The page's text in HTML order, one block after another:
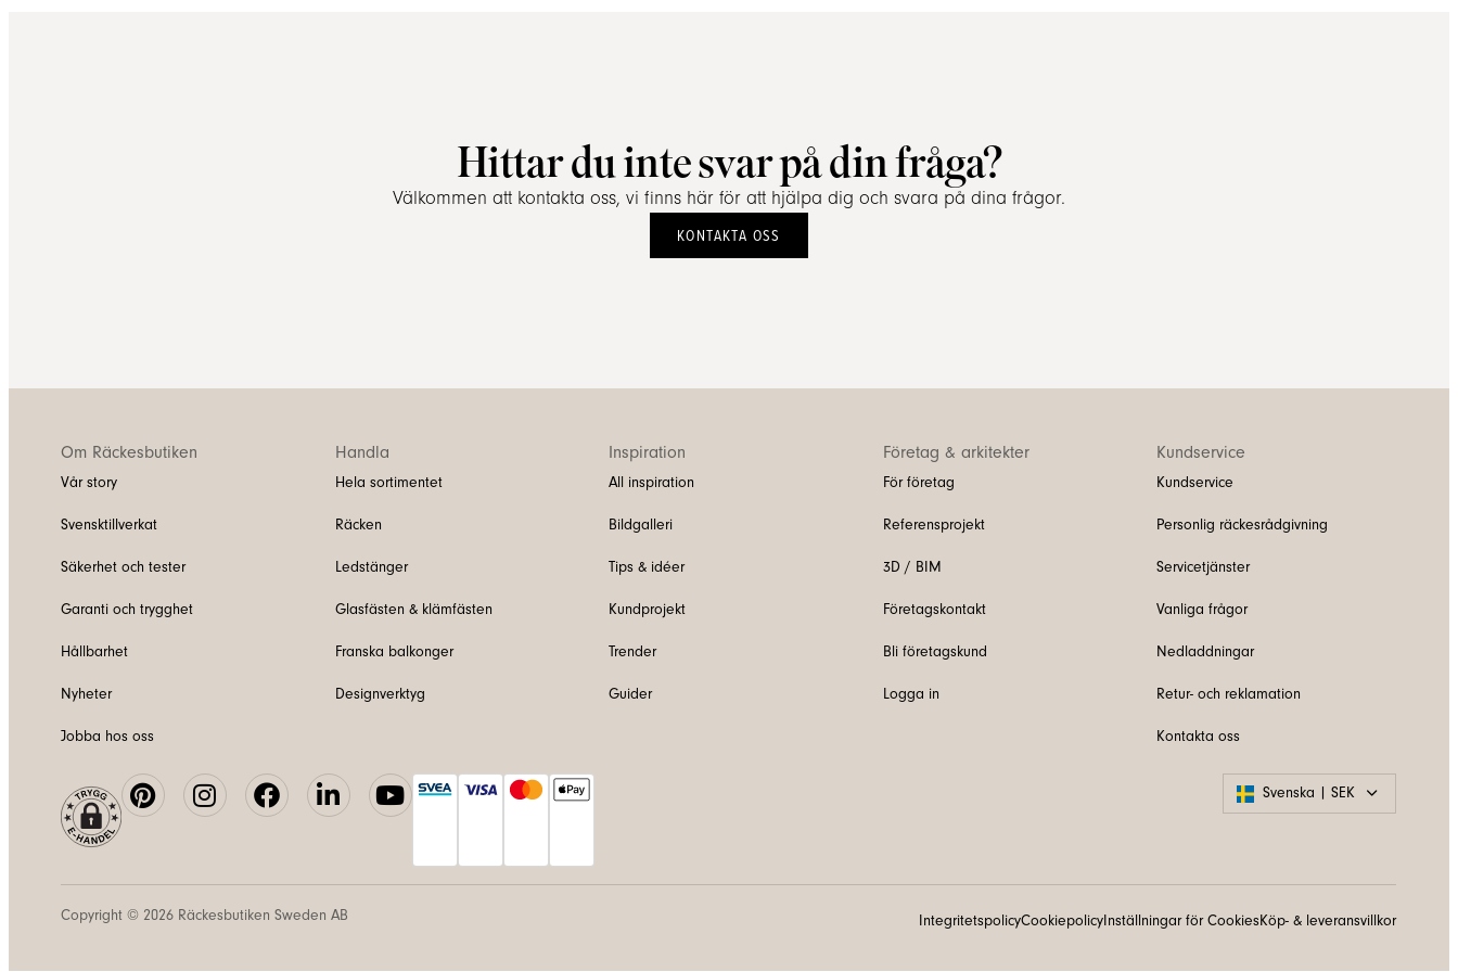
Hittar du inte svar på din fråga?
Välkommen att kontakta oss, vi finns här för att hjälpa dig och svara på dina frågor.
KONTAKTA OSS
Om Räckesbutiken
Vår story
Svensktillverkat
Säkerhet och tester
Garanti och trygghet
Hållbarhet
Nyheter
Jobba hos oss
Handla
Hela sortimentet
Räcken
Ledstänger
Glasfästen & klämfästen
Franska balkonger
Designverktyg
Inspiration
All inspiration
Bildgalleri
Tips & idéer
Kundprojekt
Trender
Guider
Företag & arkitekter
För företag
Referensprojekt
3D / BIM
Företagskontakt
Bli företagskund
Logga in
Kundservice
Kundservice
Personlig räckesrådgivning
Servicetjänster
Vanliga frågor
Nedladdningar
Retur- och reklamation
Kontakta oss
Svenska | SEK
Copyright © 2026 Räckesbutiken Sweden AB IntegritetspolicyCookiepolicy Inställningar för CookiesKöp- & leveransvillkor